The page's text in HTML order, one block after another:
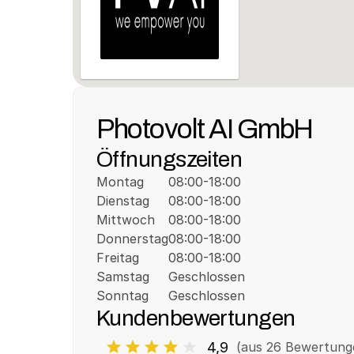
Photovolt AI GmbH
Öffnungszeiten
Montag
Dienstag
Mittwoch
Donnerstag
Freitag
Samstag
Sonntag
08:00-18:00
08:00-18:00
08:00-18:00
08:00-18:00
08:00-18:00
Geschlossen
Geschlossen
Kundenbewertungen
4,9 (aus 26